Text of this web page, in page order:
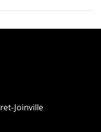
Joinville